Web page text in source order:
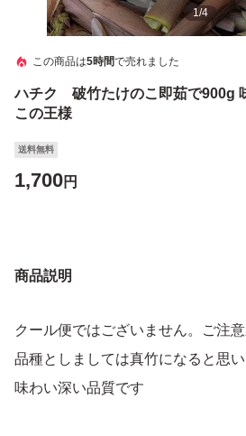
1/4
この商品は5時間で売れました
ハチク 破竹たけのこ即茹で900g
この王様
送料無料
1,700円
商品説明
クール便ではございません。ご注
品種としましては真竹になると思
味わい深い品質です